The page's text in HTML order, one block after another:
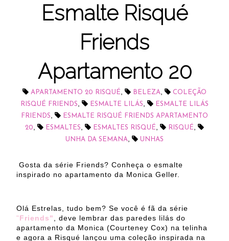
Esmalte Risqué
Friends
Apartamento 20
APARTAMENTO 20 RISQUÉ, BELEZA,
COLEÇÃO
RISQUÉ FRIENDS, ESMALTE LILÁS,
ESMALTE LILÁS
FRIENDS,
ESMALTE RISQUÉ FRIENDS APARTAMENTO
20, ESMALTES, ESMALTES RISQUÉ, RISQUÉ,
UNHA DA SEMANA, UNHAS
Gosta da série Friends? Conheça o esmalte
inspirado no apartamento da Monica Geller.
Olá Estrelas, tudo bem? Se você é fã da série
"Friends", deve lembrar das paredes lilás do
apartamento da Monica (Courteney Cox) na telinha
e agora a Risqué lançou uma coleção inspirada na